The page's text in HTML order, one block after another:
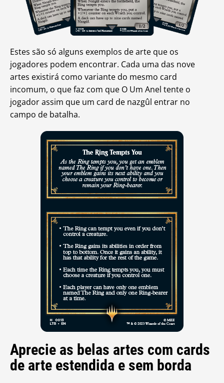
Estes são só alguns exemplos de arte que os
jogadores podem encontrar. Cada uma das nove
artes existirá como variante do mesmo card
incomum, o que faz com que O Um Anel tente o
jogador assim que um card de nazgûl entrar no
campo de batalha.
Aprecie as belas artes com cards
de arte estendida e sem borda